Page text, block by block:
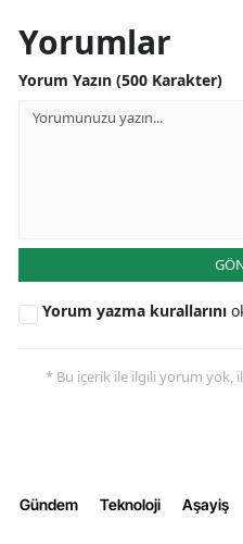
Yorumlar
Yorum Yazın (500 Karakter)
Yorum yazma kurallarını
* Bu içerik ile ilgili yorum yok,
Gündem Teknoloji Aşayiş